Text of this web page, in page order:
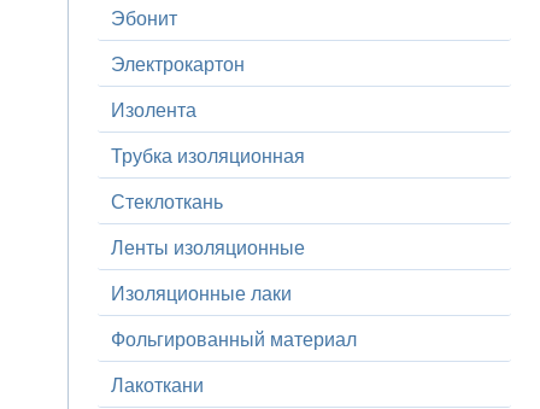
Эбонит
Электрокартон
Изолента
Трубка изоляционная
Стеклоткань
Ленты изоляционные
Изоляционные лаки
Фольгированный материал
Лакоткани